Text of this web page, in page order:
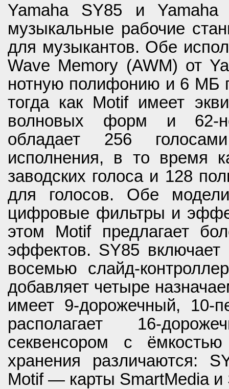
Yamaha SY85 и
музыкальные рабочие
для музыкантов. Обе
Wave Memory (AWM) от
нотную полифонию и 6 МБ
тогда как Motif имеет
волновых форм и 62-
обладает 256
исполнения, в то время
заводских голоса и 128
для голосов. Обе
цифровые фильтры и
этом Motif предлагает
эффектов. SY85
восемью слайд-
добавляет четыре
имеет 9-дорожечный, 10-
располагает 16-
секвенсором с
хранения различаются:
Motif — карты SmartMedia и